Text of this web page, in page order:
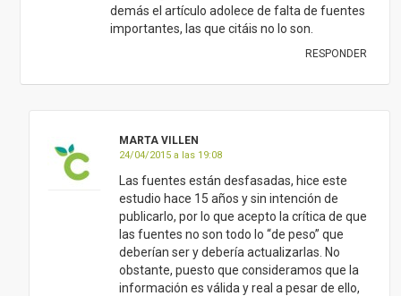
demás el artículo adolece de falta de fuentes
importantes, las que citáis no lo son.
RESPONDER
MARTA VILLEN
24/04/2015 a las 19:08
Las fuentes están desfasadas, hice este
estudio hace 15 años y sin intención de
publicarlo, por lo que acepto la crítica de que
las fuentes no son todo lo “de peso” que
deberían ser y debería actualizarlas. No
obstante, puesto que consideramos que la
información es válida y real a pesar de ello,